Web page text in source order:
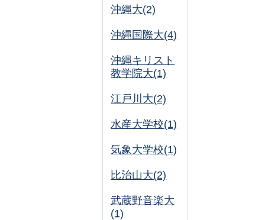
沖縄大(2)
沖縄国際大(4)
沖縄キリスト
教学院大(1)
江戸川大(2)
水産大学校(1)
気象大学校(1)
比治山大(2)
武蔵野音楽大
(1)